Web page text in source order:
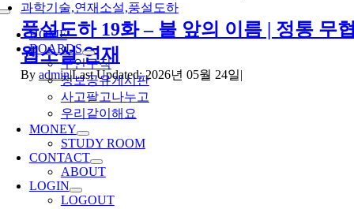
Toggle
Navigation
HOME
BOARDS
구인구직
정보공유게시판
사고팔고나누고
우리같이해요
MONEY
STUDY ROOM
CONTACT
ABOUT
LOGIN
LOGOUT
과학기술,연재소설,풍설도하
풍설도하 19화 – 불 앞의 이름 | 정통 무
웹소설 연재
By admin|Last Updated: 2026년 05월 24일|